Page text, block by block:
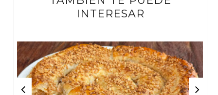
INTERESAR